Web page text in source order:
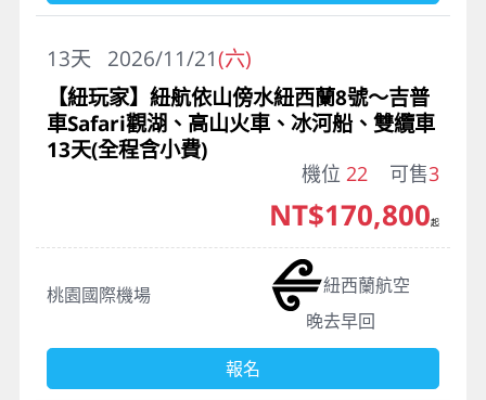
2026/11/21(六)
13天
【紐玩家】紐航依山傍水紐西蘭8號～吉普
車Safari觀湖、高山火車、冰河船、雙纜車
13天(全程含小費)
機位 22 可售3
桃園國際機場
紐西蘭航空
晚去早回
NT$170,800起
報名